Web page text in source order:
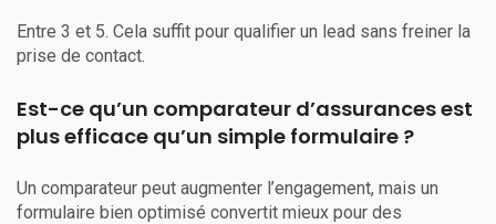
Entre 3 et 5. Cela suffit pour qualifier un lead sans freiner la
prise de contact.
Est-ce qu’un comparateur d’assurances est
plus efficace qu’un simple formulaire ?
Un comparateur peut augmenter l’engagement, mais un
formulaire bien optimisé convertit mieux pour des